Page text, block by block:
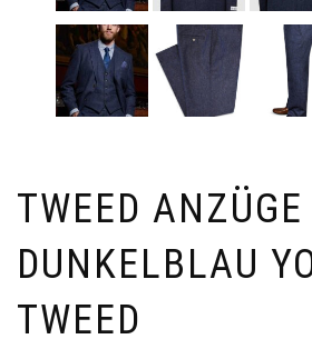
TWEED ANZÜGE
DUNKELBLAU
TWEED